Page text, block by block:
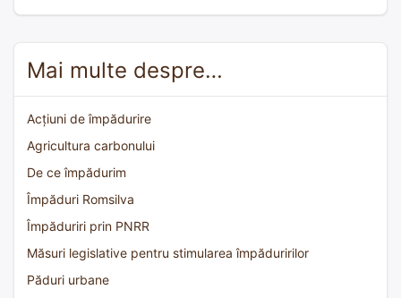
Mai multe despre…
Acțiuni de împădurire
Agricultura carbonului
De ce împădurim
Împăduri Romsilva
Împăduriri prin PNRR
Măsuri legislative pentru stimularea împăduririlor
Păduri urbane